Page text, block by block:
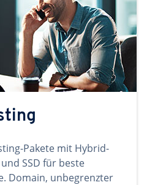
Pakete mit Hybrid-
SSD für beste
Domain, unbegrenzter